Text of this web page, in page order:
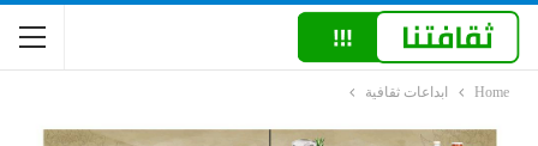
Home ابداعات ثقافية